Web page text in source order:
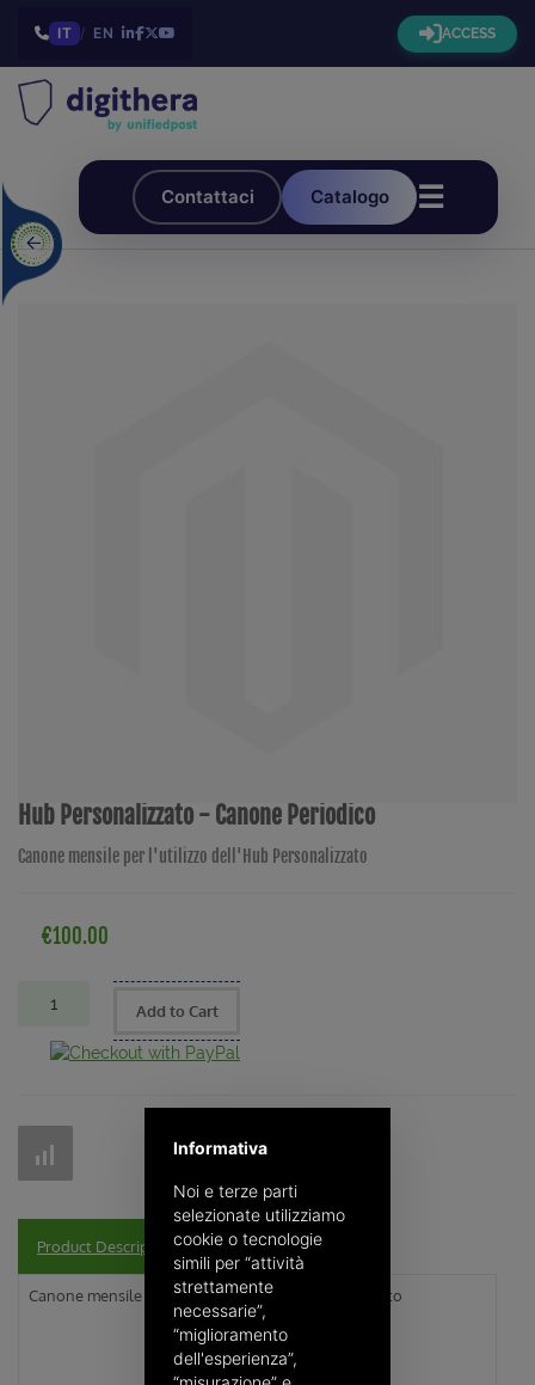
IT / EN ACCESS
Contattaci Catalogo ☰
Hub Personalizzato - Canone Periodico
Canone mensile per l'utilizzo dell'Hub Personalizzato
€100.00
Add to Cart
Product Description
Canone mensile per l'utilizzo dell'Hub Personalizzato
Informativa
Noi e terze parti
selezionate utilizziamo
cookie o tecnologie
simili per “attività
strettamente
necessarie”,
“miglioramento
dell'esperienza”,